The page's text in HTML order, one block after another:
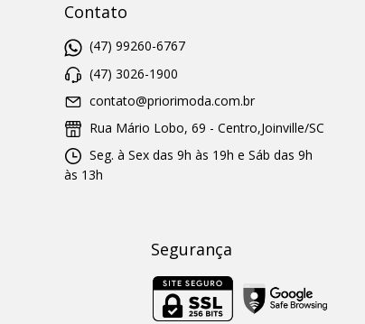
Contato
(47) 99260-6767
(47) 3026-1900
contato@priorimoda.com.br
Rua Mário Lobo, 69 - Centro,Joinville/SC
Seg. à Sex das 9h às 19h e Sáb das 9h
às 13h
Segurança